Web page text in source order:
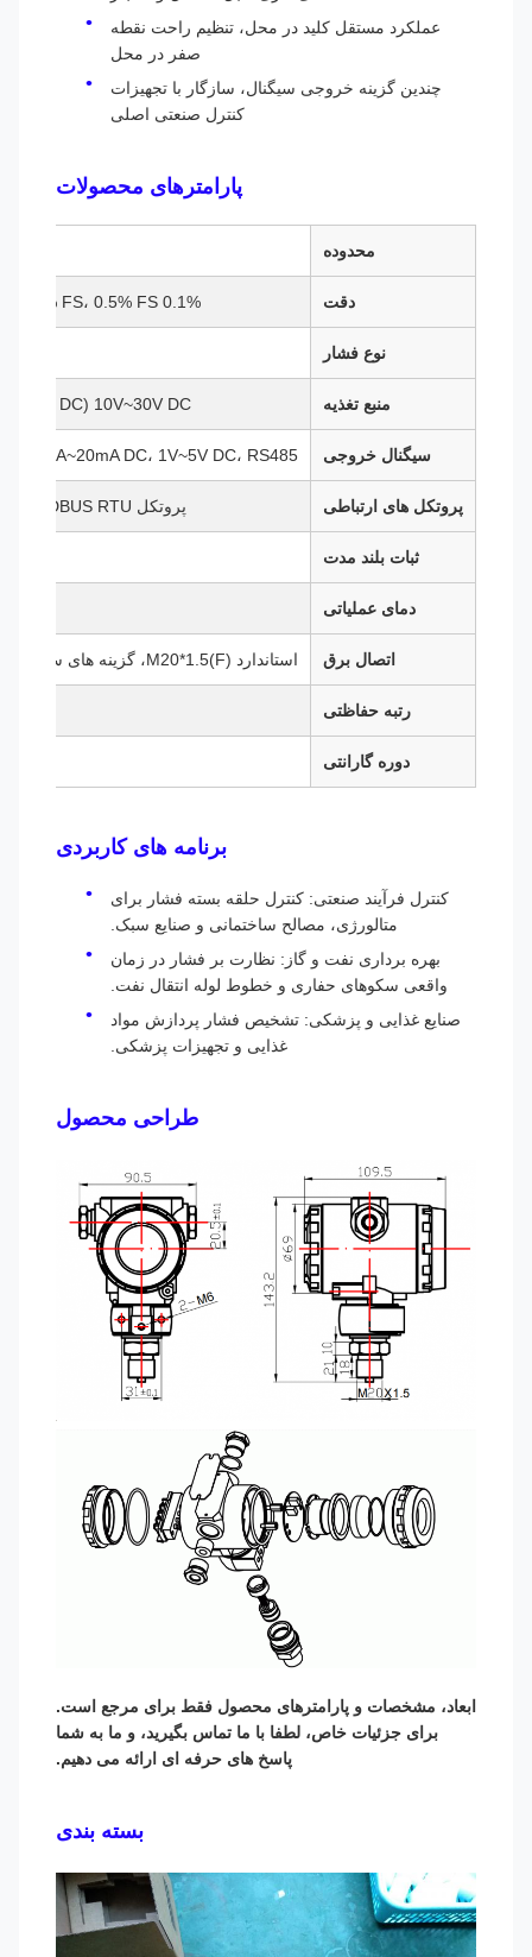
عملکرد مستقل کلید در محل، تنظیم راحت نقطه
صفر در محل
چندین گزینه خروجی سیگنال، سازگار با تجهیزات
کنترل صنعتی اصلی
پارامترهای محصولات
محدوده
نوع فشار
منبع تغذیه 10V~30V DC (24V DC توصیه می شود)
سیگنال خروجی 4mA~20mA DC، 1V~5V DC، RS485، و غیره (اختیاری)
پروتکل های ارتباطی پروتکل MODBUS RTU، پروتکل HART
ثبات بلند مدت
دمای عملیاتی
اتصال برق استاندارد M20*1.5(F)، گزینه های سفارشی موجود است
رتبه حفاظتی
دوره گارانتی
برنامه های کاربردی
کنترل فرآیند صنعتی: کنترل حلقه بسته فشار برای
متالورژی، مصالح ساختمانی و صنایع سبک.
بهره برداری نفت و گاز: نظارت بر فشار در زمان
واقعی سکوهای حفاری و خطوط لوله انتقال نفت.
صنایع غذایی و پزشکی: تشخیص فشار پردازش مواد
غذایی و تجهیزات پزشکی.
طراحی محصول
ابعاد، مشخصات و پارامترهای محصول فقط برای مرجع است.
برای جزئیات خاص، لطفا با ما تماس بگیرید، و ما به شما
پاسخ های حرفه ای ارائه می دهیم.
بسته بندی